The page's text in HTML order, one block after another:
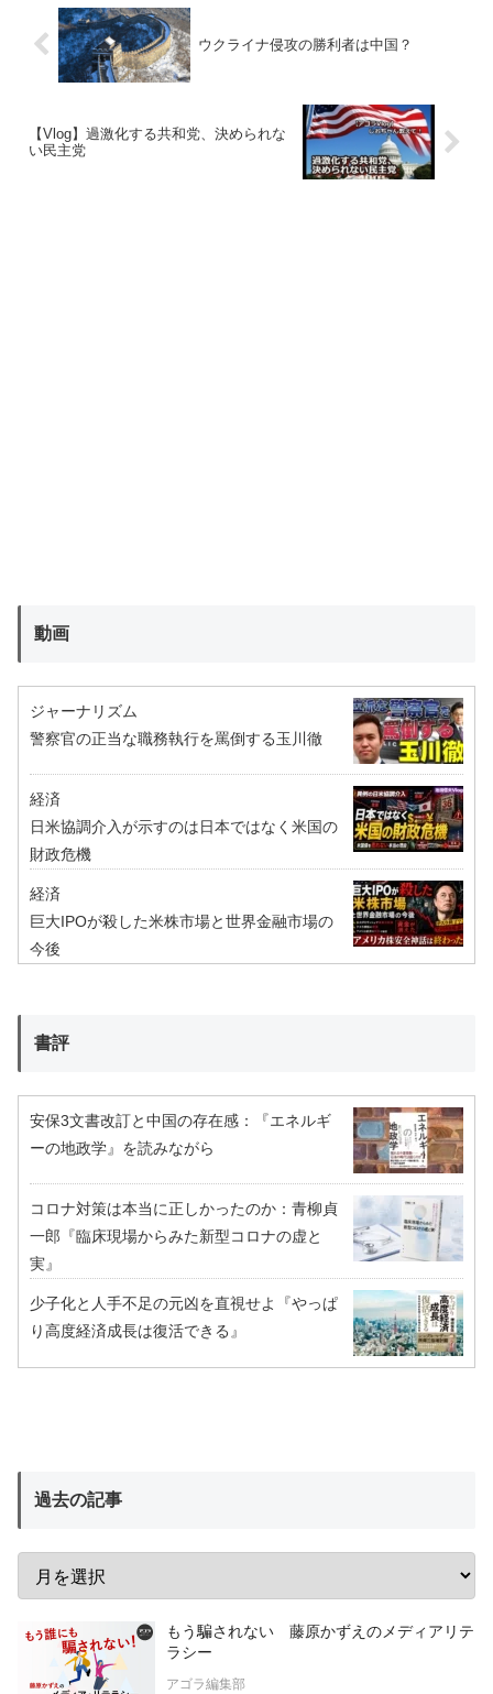
ウクライナ侵攻の勝利者は中国？
【Vlog】過激化する共和党、決められな
い民主党
動画
ジャーナリズム
警察官の正当な職務執行を罵倒する玉川徹
経済
日米協調介入が示すのは日本ではなく米国の
財政危機
経済
巨大IPOが殺した米株市場と世界金融市場の
今後
書評
安保3文書改訂と中国の存在感：『エネルギ
ーの地政学』を読みながら
コロナ対策は本当に正しかったのか：青柳貞
一郎『臨床現場からみた新型コロナの虚と
実』
少子化と人手不足の元凶を直視せよ『やっぱ
り高度経済成長は復活できる』
過去の記事
もう騙されない 藤原かずえのメディアリテ
ラシー
アゴラ編集部